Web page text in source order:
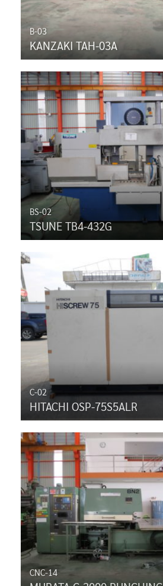
B-03
KANZAKI TAH-03A
BS-02
TSUNE TB4-432G
C-02
HITACHI OSP-75S5ALR
CNC-14